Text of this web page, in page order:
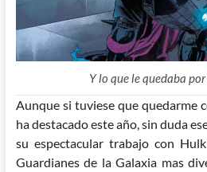
Y lo que le quedaba
Aunque si tuviese que quedarme
ha destacado este año, sin duda
su espectacular trabajo con
Guardianes de la Galaxia mas